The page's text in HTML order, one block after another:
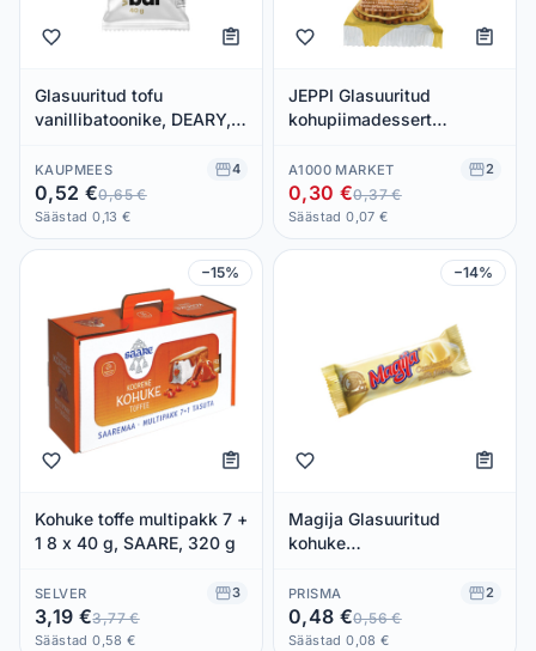
Glasuuritud tofu
vanillibatoonike, DEARY,
KAUPMEES 4
0,52 €0,65 €
Säästad 0,13 €
JEPPI Glasuuritud
kohupiimadessert
A1000 MARKET 2
0,30 €0,37 €
Säästad 0,07 €
−15%
Kohuke toffe multipakk 7 +
1 8 x 40 g, SAARE, 320 g
SELVER 3
3,19 €3,77 €
Säästad 0,58 €
−14%
Magija Glasuuritud
kohuke
45g
PRISMA 2
0,48 €0,56 €
Säästad 0,08 €